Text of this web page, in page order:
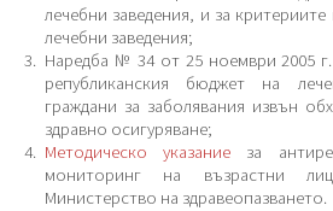
лечебни заведения, и за
лечебни заведения;
Наредба № 34 от 25 ноември 2005
републиканския бюджет на
граждани за заболявания извън
здравно осигуряване;
Методическо указание за
мониторинг на възрастни
Министерство на здравеопазването.